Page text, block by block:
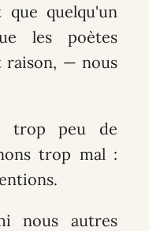
que quelqu'un
les poètes
— nous
trop peu de
trop mal :
nous autres